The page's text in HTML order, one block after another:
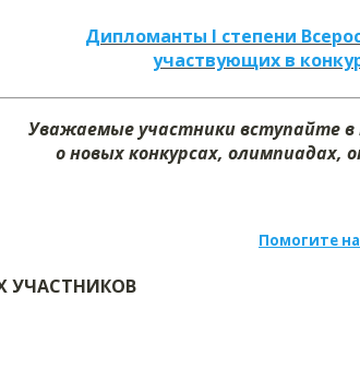
Дипломанты I степени
участвующих в
Уважаемые участники вступайте
о новых конкурсах, олимпиадах,
Помогите
УЧАСТНИКОВ